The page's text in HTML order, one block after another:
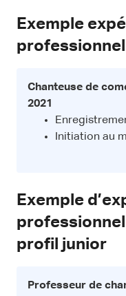
Exemple
Chanteuse de
2021
Initiation au
Exemple
profil junior
Professeur de